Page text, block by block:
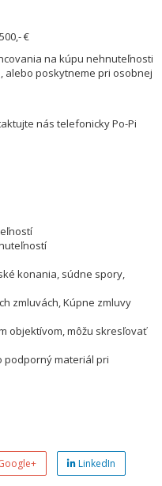
€
na kúpu nehnuteľnosti
alebo poskytneme pri osobnej
nás telefonicky Po-Pi
konania, súdne spory,
zmluvách, Kúpne zmluvy
objektívom, môžu skresľovať
podporný materiál pri
LinkedIn